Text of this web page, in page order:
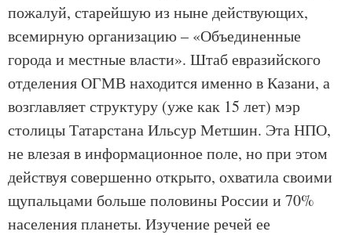
пожалуй, старейшую из ныне действующих,
всемирную организацию – «Объединенные
города и местные власти». Штаб евразийского
отделения ОГМВ находится именно в Казани, а
возглавляет структуру (уже как 15 лет) мэр
столицы Татарстана Ильсур Метшин. Эта НПО,
не влезая в информационное поле, но при этом
действуя совершенно открыто, охватила своими
щупальцами больше половины России и 70%
населения планеты. Изучение речей ее